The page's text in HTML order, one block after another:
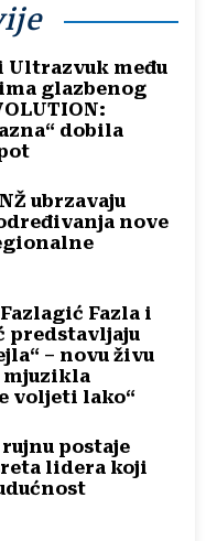
Ultrazvuk među
glazbenog
dobila
ubrzavaju
nove
Fazla i
predstavljaju
– novu živu
mjuzikla
voljeti lako“
rujnu postaje
lidera koji